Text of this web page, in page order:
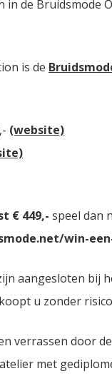
de
is de
(website)
€ 449,- speel dan
win-
aangesloten
u zonder
verrassen door
met